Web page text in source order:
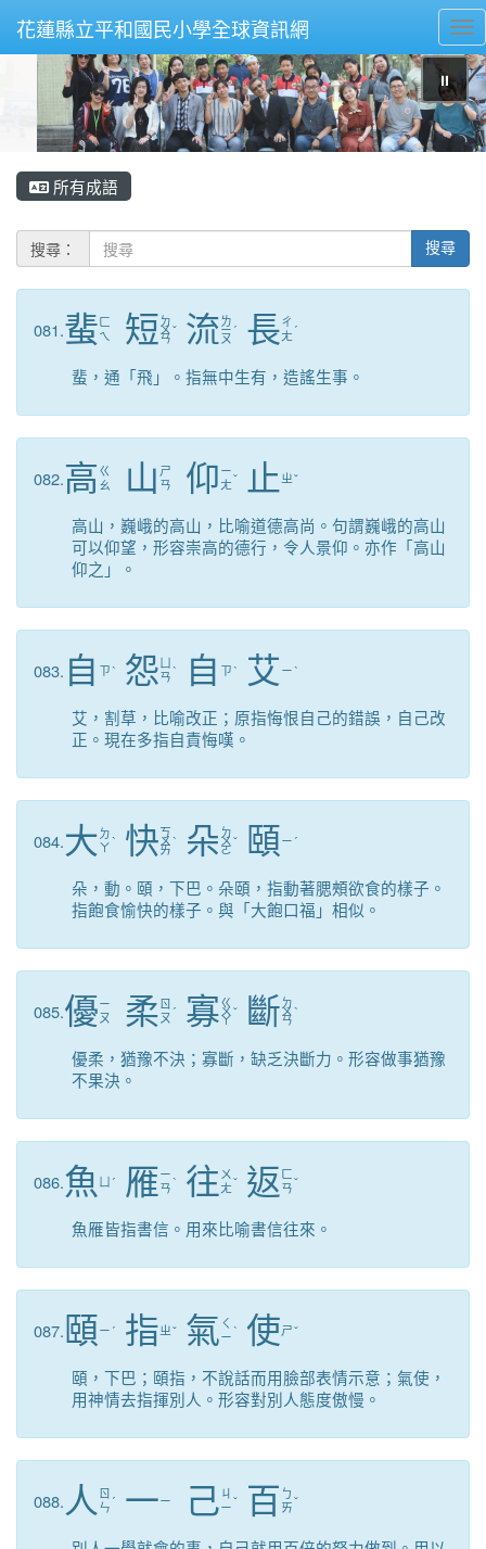
花蓮縣立平和國民小學全球資訊網
⏸
所有成語
搜尋： 搜尋
081.蜚 ㄈ
ㄟ
短 ㄉ
ㄨ
ㄢ
ˇ 流ㄌ
ㄧ
ㄡ
ˊ 長ㄔ
ㄤ ˊ
蜚，通「飛」。指無中生有，造謠生事。
082.高 ㄍ
ㄠ
山 ㄕ
ㄢ
仰 ㄧ
ㄤˇ 止 ㄓˇ
高山，巍峨的高山，比喻道德高尚。句謂巍峨的高山
可以仰望，形容崇高的德行，令人景仰。亦作「高山
仰之」。
083. 自 ㄗˋ 怨ㄢˋ 自 ㄗˋ 艾 ㄧˋ
艾，割草，比喻改正；原指悔恨自己的錯誤，自己改
正。現在多指自責悔嘆。
084.大 ㄉ
ㄚˋ 快ㄎ
ㄨ
ㄞ
ˋ 朵 ㄉ
ㄨ
ㄛ
ˇ 頤 ㄧ ˊ
朵，動。頤，下巴。朵頤，指動著腮頰欲食的樣子。
指飽食愉快的樣子。與「大飽口福」相似。
085.優ㄧ
ㄡ
柔 ㄖ
ㄡ ˊ 寡ㄍ
ㄨ
ㄚ
ˇ 斷 ㄉ
ㄨ
ㄢ
ˋ
優柔，猶豫不決；寡斷，缺乏決斷力。形容做事猶豫
不果決。
086.魚 ˊ 雁ㄧ
ㄢˋ 往 ㄨ
ㄤˇ 返 ㄈ
ㄢˇ
魚雁皆指書信。用來比喻書信往來。
087. 頤 ㄧ ˊ 指ㄓˇ 氣 ㄑ
ㄧˋ 使ㄕˇ
頤，下巴；頤指，不說話而用臉部表情示意；氣使，
用神情去指揮別人。形容對別人態度傲慢。
088. 人 ㄖ
ㄣ ˊ 一ㄧ 己 ㄐ
ㄧˇ 百 ㄅ
ㄞˇ